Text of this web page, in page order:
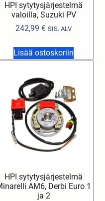
HPI sytytysjärjestelmä
valoilla, Suzuki PV
242,99€ SIS. ALV
Lisää ostoskoriin
HPI sytytysjärjestelmä
AM6, Derbi Euro 1
ja 2